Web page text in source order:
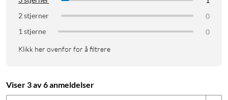
Fallbeskyttelse: opptil 2 m
Materiale: flytende silikon, resirkulert polykarbonat
Fôr: mikrofiber
I pakken
2 stjerner
0
1 stjerne
0
Klikk her ovenfor for å filtrere
Viser 3 av 6 anmeldelser